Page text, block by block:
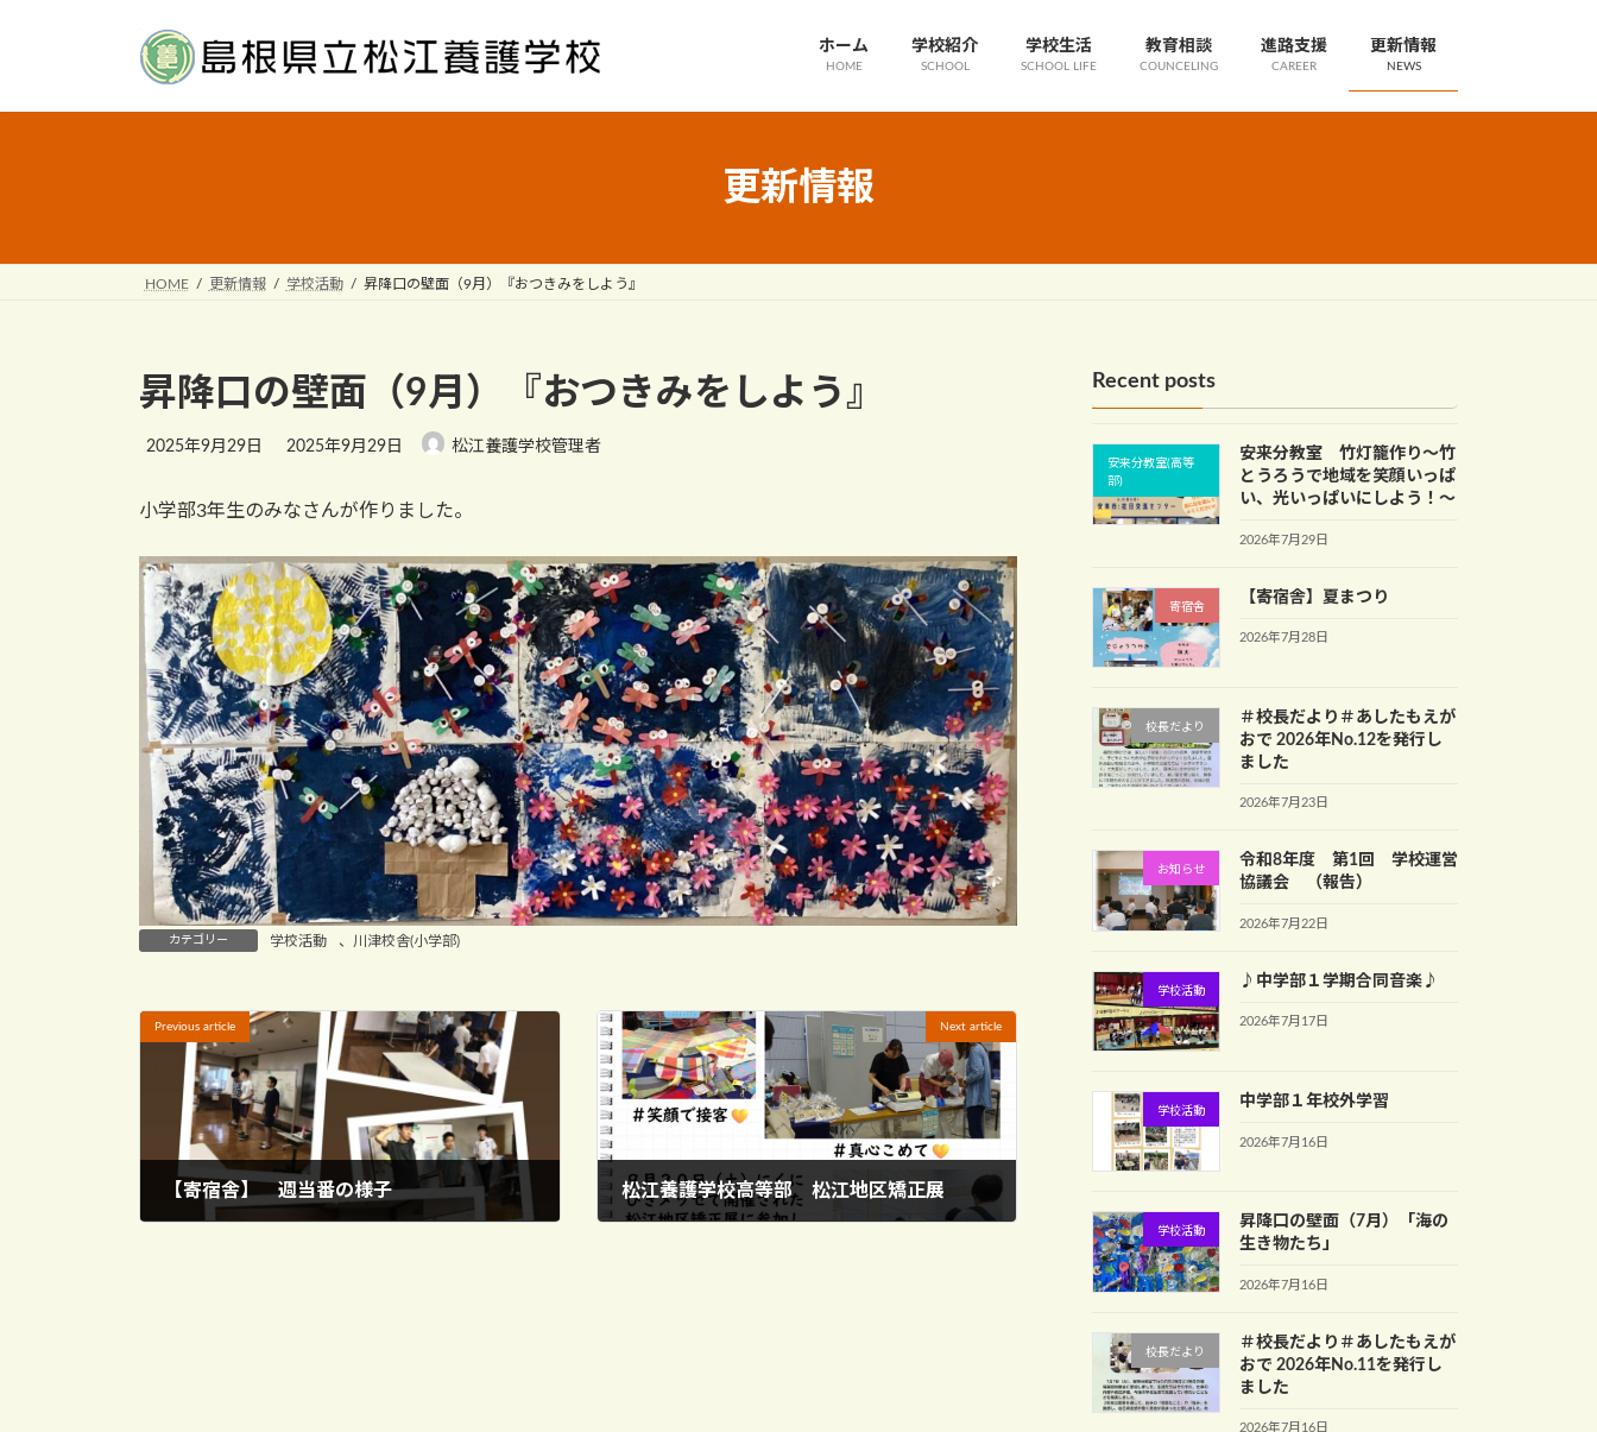
ホーム
HOME
学校紹介
SCHOOL
学校生活
SCHOOL LIFE
教育相談
COUNCELING
進路支援
CAREER
更新情報
NEWS
更新情報
HOME 更新情報 学校活動 昇降口の壁面（9月）『おつきみをしよう』
昇降口の壁面（9月）『おつきみをしよう』
2025年9月29日
Last
updated
2025年9月29日 松江養護学校管理者
小学部3年生のみなさんが作りました。
カテゴリー 学校活動 、 川津校舎(小学部)
Previous article
【寄宿舎】 週当番の様子
Next article
松江養護学校高等部 松江地区矯正展
Recent posts
安来分教室(高等
部)
安来分教室 竹灯籠作り～竹
とうろうで地域を笑顔いっぱ
い、光いっぱいにしよう！～
2026年7月29日
寄宿舎
【寄宿舎】夏まつり
2026年7月28日
校長だより
＃校長だより＃あしたもえが
おで 2026年No.12を発行し
ました
2026年7月23日
お知らせ
令和8年度 第1回 学校運営
協議会 （報告）
2026年7月22日
学校活動
♪中学部１学期合同音楽♪
2026年7月17日
学校活動
中学部１年校外学習
2026年7月16日
学校活動
昇降口の壁面（7月）「海の
生き物たち」
2026年7月16日
校長だより
＃校長だより＃あしたもえが
おで 2026年No.11を発行し
ました
2026年7月16日